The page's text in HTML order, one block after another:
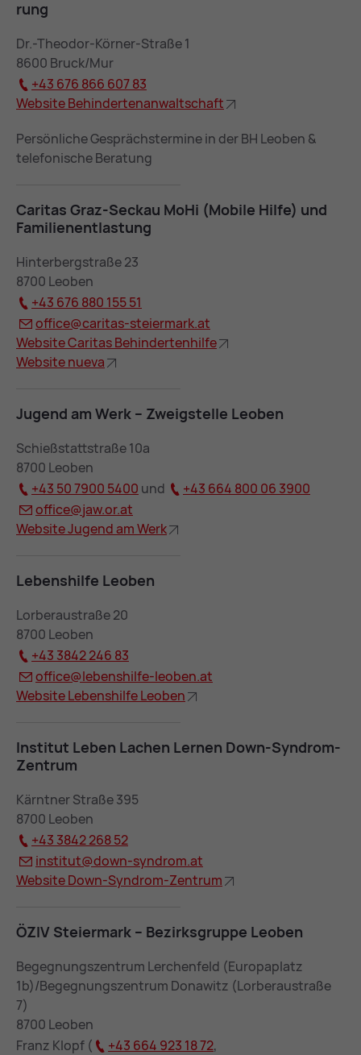
rung
Dr.-Theodor-Körner-Straße 1
8600 Bruck/Mur
+43 676 866 607 83
Web­site Be­hin­der­ten­an­walt­schaft
Persönliche Gesprächstermine in der BH Leoben &
telefonische Beratung
Ca­ri­tas Graz-Se­ckau MoHi (Mo­bi­le Hil­fe) und
Fa­mi­li­en­ent­las­tung
Hinterbergstraße 23
8700 Leoben
+43 676 880 155 51
of­fice@ca­ri­tas-stei­er­mark.at
Web­site Ca­ri­tas Be­hin­der­ten­hil­fe
Web­site nue­va
Ju­gend am Werk – Zweig­stel­le Leo­ben
Schießstattstraße 10a
8700 Leoben
+43 50 7900 5400 und
+43 664 800 06 3900
of­fice@jaw.or.at
Web­site Ju­gend am Werk
Le­bens­hil­fe Leo­ben
Lorberaustraße 20
8700 Leoben
+43 3842 246 83
of­fice@le­bens­hil­fe-leo­ben.at
Web­site Le­bens­hil­fe Leo­ben
In­sti­tut Le­ben La­chen Ler­nen Down-Syn­drom-
Zen­trum
Kärntner Straße 395
8700 Leoben
+43 3842 268 52
in­sti­tut@down-syn­drom.at
Web­site Down-Syn­drom-Zen­trum
ÖZIV Stei­er­mark – Be­zirks­grup­pe Leo­ben
Begegnungszentrum Lerchenfeld (Europaplatz
1b)/Begegnungszentrum Donawitz (Lorberaustraße
7)
8700 Leoben
Franz Klopf (
+43 664 923 18 72,